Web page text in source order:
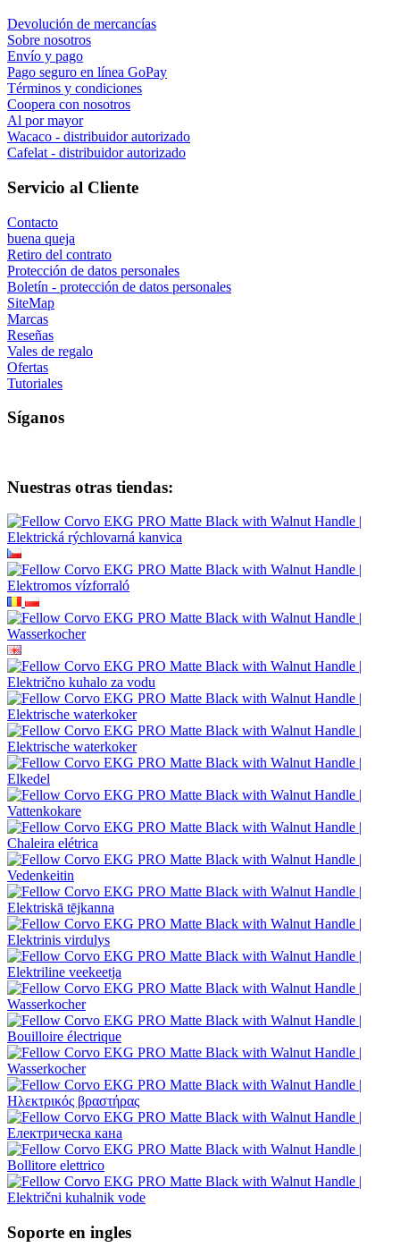
Devolución de mercancías
Sobre nosotros
Envío y pago
Pago seguro en línea GoPay
Términos y condiciones
Coopera con nosotros
Al por mayor
Wacaco - distribuidor autorizado
Cafelat - distribuidor autorizado
Servicio al Cliente
Contacto
buena queja
Retiro del contrato
Protección de datos personales
Boletín - protección de datos personales
SiteMap
Marcas
Reseñas
Vales de regalo
Ofertas
Tutoriales
Síganos
Nuestras otras tiendas:
Soporte en ingles